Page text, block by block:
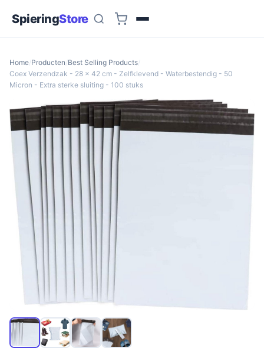
SpieringStore
Home/Producten/Best Selling Products/
Coex Verzendzak - 28 x 42 cm - Zelfklevend - Waterbestendig - 50
Micron - Extra sterke sluiting - 100 stuks